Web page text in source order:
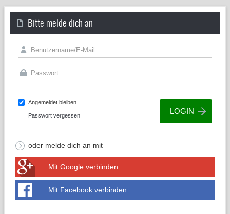
Bitte melde dich an
Angemeldet bleiben
Passwort vergessen
oder melde dich an mit
Mit Google verbinden
Mit Facebook verbinden